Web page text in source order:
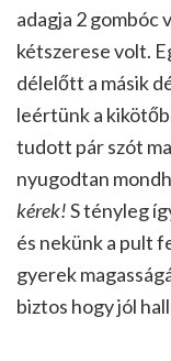
adagja 2 gombóc
kétszerese volt.
délelőtt a másik
leértünk a
tudott pár szót
nyugodtan
kérek!S tényleg
és nekünk a pult
gyerek
biztos hogy jól